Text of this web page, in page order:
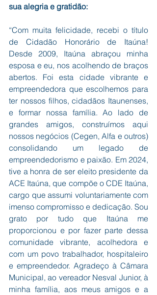
sua alegria e gratidão:
“Com muita felicidade, recebi o título
de Cidadão Honorário de Itaúna!
Desde 2009, Itaúna abraçou minha
esposa e eu, nos acolhendo de braços
abertos. Foi esta cidade vibrante e
empreendedora que escolhemos para
ter nossos filhos, cidadãos Itaunenses,
e formar nossa família. Ao lado de
grandes amigos, construímos aqui
nossos negócios (Cegen, Alfa e outros)
consolidando um legado de
empreendedorismo e paixão. Em 2024,
tive a honra de ser eleito presidente da
ACE Itaúna, que compõe o CDE Itaúna,
cargo que assumi voluntariamente com
imenso compromisso e dedicação. Sou
grato por tudo que Itaúna me
proporcionou e por fazer parte dessa
comunidade vibrante, acolhedora e
com um povo trabalhador, hospitaleiro
e empreendedor. Agradeço à Câmara
Municipal, ao vereador Nesval Junior, à
minha família, aos meus amigos e a